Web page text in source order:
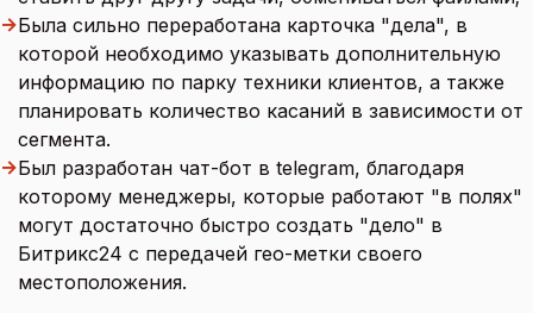
→Была сильно переработана карточка "дела", в
которой необходимо указывать дополнительную
информацию по парку техники клиентов, а также
планировать количество касаний в зависимости от
сегмента.
→Был разработан чат-бот в telegram, благодаря
которому менеджеры, которые работают "в полях"
могут достаточно быстро создать "дело" в
Битрикс24 с передачей гео-метки своего
местоположения.